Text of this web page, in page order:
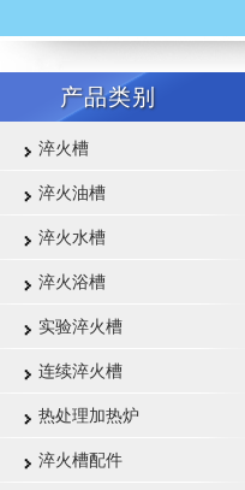
产品类别
淬火槽
淬火油槽
淬火水槽
淬火浴槽
实验淬火槽
连续淬火槽
热处理加热炉
淬火槽配件